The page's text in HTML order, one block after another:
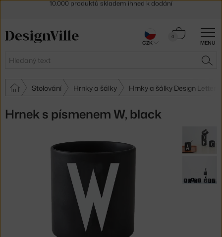
MENU
Hledat
0
Košík
Stolování Hrnky a šálky Hrnky a šálky Design Letters
Hrnek s písmenem W, black
30 dní na vrácení zboží
CZK